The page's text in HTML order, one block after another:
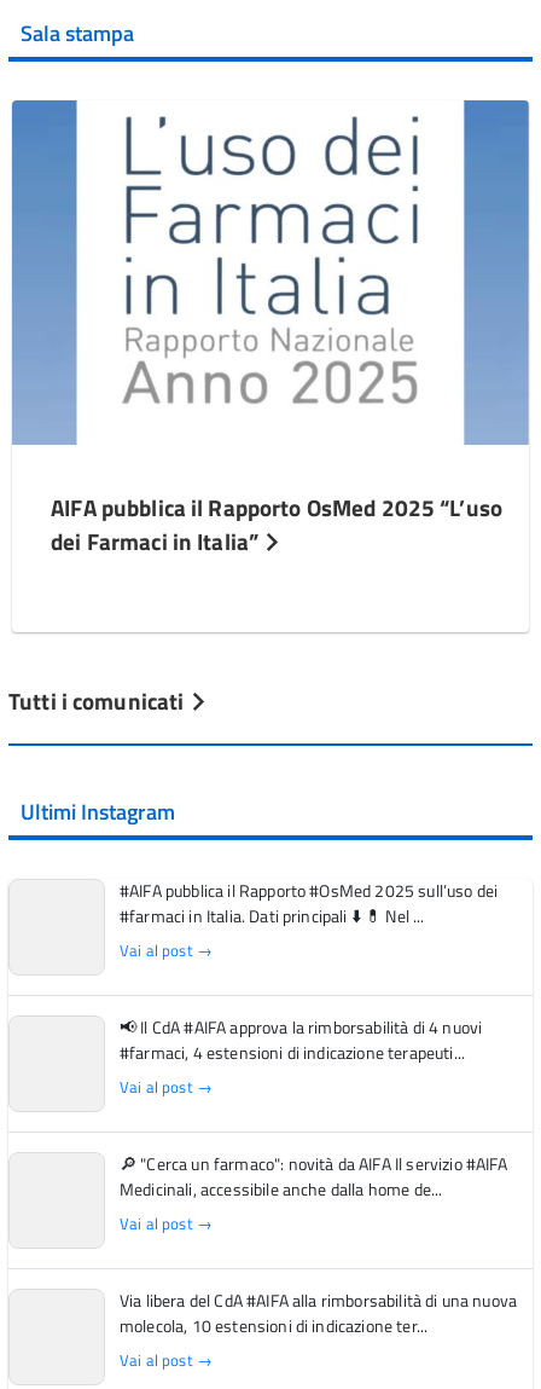
Sala stampa
AIFA pubblica il Rapporto OsMed 2025 “L’uso
dei Farmaci in Italia”
Tutti i comunicati
Ultimi Instagram
#AIFA pubblica il Rapporto #OsMed 2025 sull’uso dei
#farmaci in Italia. Dati principali ⬇️ 💊 Nel ...
Vai al post →
📢 Il CdA #AIFA approva la rimborsabilità di 4 nuovi
#farmaci, 4 estensioni di indicazione terapeuti...
Vai al post →
🔎 "Cerca un farmaco": novità da AIFA Il servizio #AIFA
Medicinali, accessibile anche dalla home de...
Vai al post →
Via libera del CdA #AIFA alla rimborsabilità di una nuova
molecola, 10 estensioni di indicazione ter...
Vai al post →